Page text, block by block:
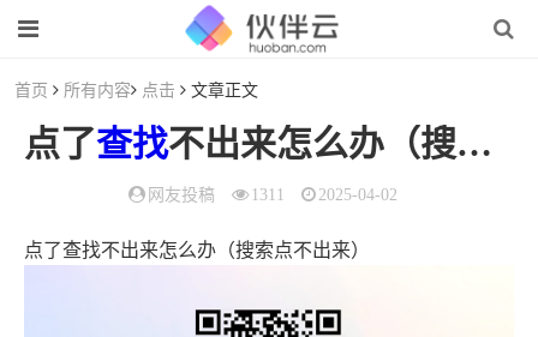
首页 所有内容 点击 文章正文
点了查找不出来怎么办（搜索点不出来）
网友投稿 1311 2025-04-02
点了查找不出来怎么办（搜索点不出来）